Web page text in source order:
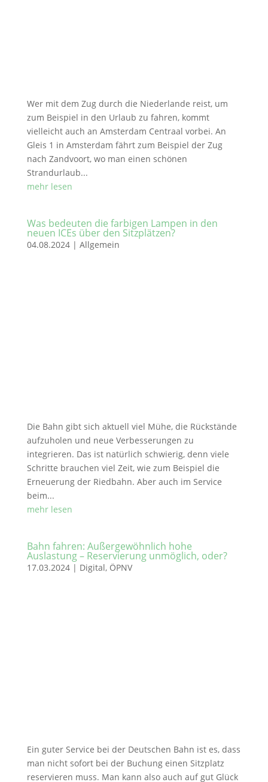
Wer mit dem Zug durch die Niederlande reist, um
zum Beispiel in den Urlaub zu fahren, kommt
vielleicht auch an Amsterdam Centraal vorbei. An
Gleis 1 in Amsterdam fährt zum Beispiel der Zug
nach Zandvoort, wo man einen schönen
Strandurlaub...
mehr lesen
Was bedeuten die farbigen Lampen in den
neuen ICEs über den Sitzplätzen?
04.08.2024| Allgemein
Die Bahn gibt sich aktuell viel Mühe, die Rückstände
aufzuholen und neue Verbesserungen zu
integrieren. Das ist natürlich schwierig, denn viele
Schritte brauchen viel Zeit, wie zum Beispiel die
Erneuerung der Riedbahn. Aber auch im Service
beim...
mehr lesen
Bahn fahren: Außergewöhnlich hohe
Auslastung – Reservierung unmöglich, oder?
17.03.2024| Digital, ÖPNV
Ein guter Service bei der Deutschen Bahn ist es, dass
man nicht sofort bei der Buchung einen Sitzplatz
reservieren muss. Man kann also auch auf gut Glück